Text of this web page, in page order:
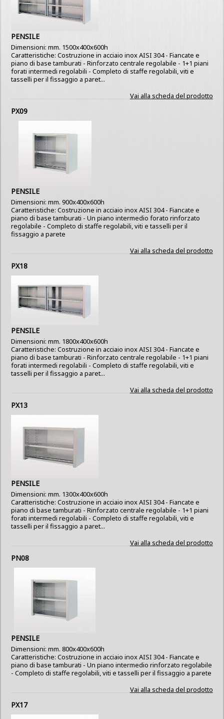
PENSILE
Dimensioni: mm. 1500x400x600h
Caratteristiche: Costruzione in acciaio inox AISI 304 - Fiancate e
piano di base tamburati - Rinforzato centrale regolabile - 1+1 piani
forati intermedi regolabili - Completo di staffe regolabili, viti e
tasselli per il fissaggio a paret...
Vai alla scheda del prodotto
PX09
PENSILE
Dimensioni: mm. 900x400x600h
Caratteristiche: Costruzione in acciaio inox AISI 304 - Fiancate e
piano di base tamburati - Un piano intermedio forato rinforzato
regolabile - Completo di staffe regolabili, viti e tasselli per il
fissaggio a parete
Vai alla scheda del prodotto
PX18
PENSILE
Dimensioni: mm. 1800x400x600h
Caratteristiche: Costruzione in acciaio inox AISI 304 - Fiancate e
piano di base tamburati - Rinforzato centrale regolabile - 1+1 piani
forati intermedi regolabili - Completo di staffe regolabili, viti e
tasselli per il fissaggio a paret...
Vai alla scheda del prodotto
PX13
PENSILE
Dimensioni: mm. 1300x400x600h
Caratteristiche: Costruzione in acciaio inox AISI 304 - Fiancate e
piano di base tamburati - Rinforzato centrale regolabile - 1+1 piani
forati intermedi regolabili - Completo di staffe regolabili, viti e
tasselli per il fissaggio a paret...
Vai alla scheda del prodotto
PN08
PENSILE
Dimensioni: mm. 800x400x600h
Caratteristiche: Costruzione in acciaio inox AISI 304 - Fiancate e
piano di base tamburati - Un piano intermedio rinforzato regolabile
- Completo di staffe regolabili, viti e tasselli per il fissaggio a parete
Vai alla scheda del prodotto
PX17